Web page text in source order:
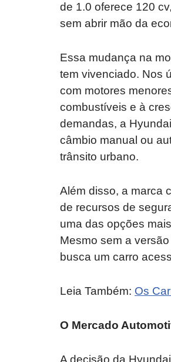
de 1.0 oferece 120
sem abrir mão da
Essa mudança na
tem vivenciado. Nos
com motores
combustíveis e à
demandas, a
câmbio manual ou
trânsito urbano.
Além disso, a marca
de recursos de
uma das opções
Mesmo sem a
busca um carro
Leia Também: Os
O Mercado
A decisão da